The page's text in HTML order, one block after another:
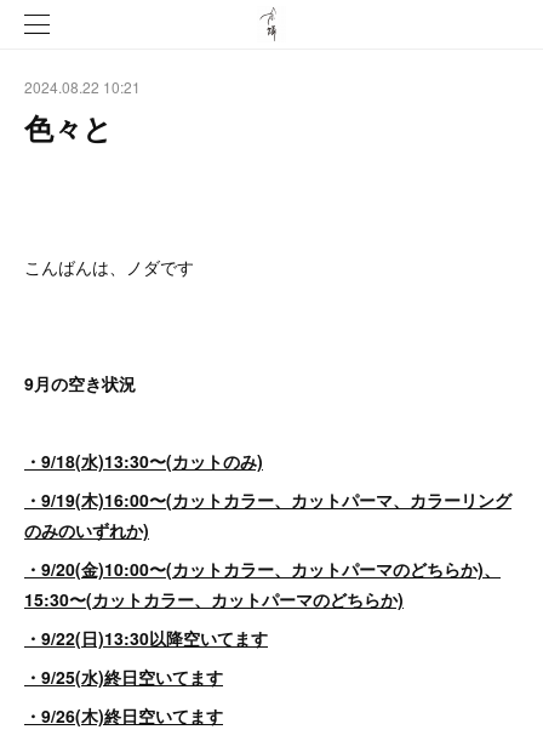
2024.08.22 10:21
色々と
こんばんは、ノダです
9月の空き状況
・9/18(水)13:30〜(カットのみ)
・9/19(木)16:00〜(カットカラー、カットパーマ、カラーリング
のみのいずれか)
・9/20(金)10:00〜(カットカラー、カットパーマのどちらか)、
15:30〜(カットカラー、カットパーマのどちらか)
・9/22(日)13:30以降空いてます
・9/25(水)終日空いてます
・9/26(木)終日空いてます